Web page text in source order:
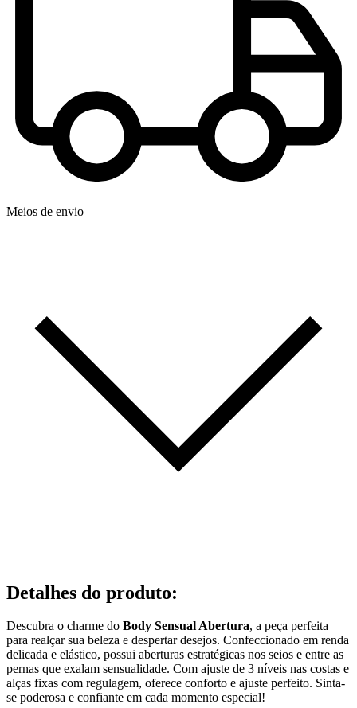
Meios de envio
Detalhes do produto:
Descubra o charme do Body Sensual Abertura, a peça perfeita
para realçar sua beleza e despertar desejos. Confeccionado em renda
delicada e elástico, possui aberturas estratégicas nos seios e entre as
pernas que exalam sensualidade. Com ajuste de 3 níveis nas costas e
alças fixas com regulagem, oferece conforto e ajuste perfeito. Sinta-
se poderosa e confiante em cada momento especial!